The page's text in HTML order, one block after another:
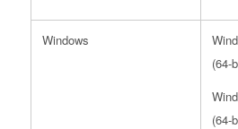
Windows
(64-
(64-